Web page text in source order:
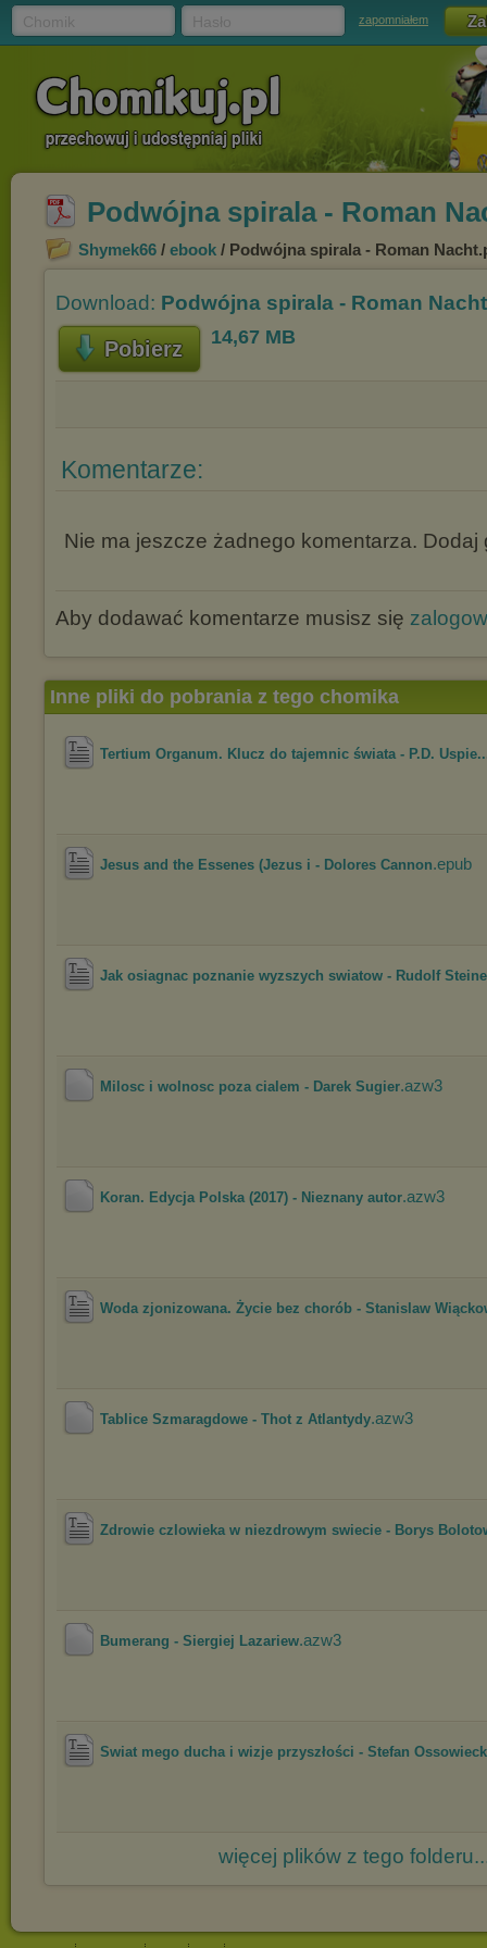
zapomniałem
Podwójna spirala - Roman
Shymek66 / ebook / Podwójna spirala - Roman
Download: Podwójna spirala - Roman
Pobierz 14,67 MB
Komentarze:
Nie ma jeszcze żadnego komentarza. Dodaj
Aby dodawać komentarze musisz się
Inne pliki do pobrania z tego chomika
Tertium Organum. Klucz do tajemnic świata - P.D.
Jesus and the Essenes (Jezus i - Dolores Cannon.epub
Jak osiagnac poznanie wyzszych swiatow - Rudolf
Milosc i wolnosc poza cialem - Darek Sugier.azw3
Koran. Edycja Polska (2017) - Nieznany autor.azw3
Woda zjonizowana. Życie bez chorób - Stanislaw
Tablice Szmaragdowe - Thot z Atlantydy.azw3
Zdrowie czlowieka w niezdrowym swiecie - Borys
Bumerang - Siergiej Lazariew.azw3
Swiat mego ducha i wizje przyszłości - Stefan
więcej plików z tego